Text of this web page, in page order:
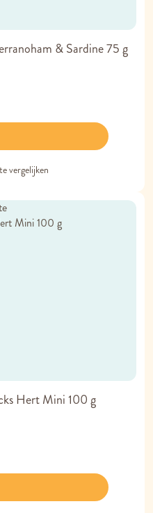
& Sardine 75 g
vergelijken
Hert Mini 100 g